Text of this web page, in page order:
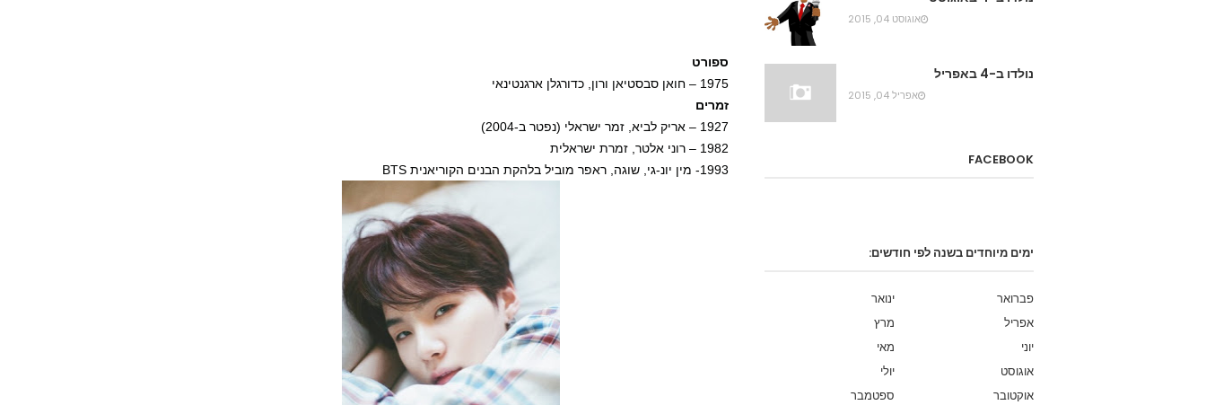
ספורט
1975 – חואן סבסטיאן ורון, כדורגלן ארגנטינאי
זמרים
1927 – אריק לביא, זמר ישראלי (נפטר ב-2004)
1982 – רוני אלטר, זמרת ישראלית
1993- מין יונ-גי, שוגה, ראפר מוביל בלהקת הבנים הקוריאנית BTS
אוגוסט 04, 2015
נולדו ב-4 באפריל
אפריל 04, 2015
FACEBOOK
ימים מיוחדים בשנה לפי חודשים:
ינואר
פברואר
מרץ
אפריל
מאי
יוני
יולי
אוגוסט
ספטמבר
אוקטובר